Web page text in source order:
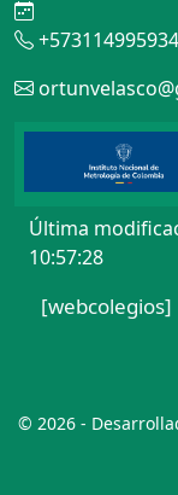
+573114995934
Última
10:57:28
[webcolegios]
© 2026 -